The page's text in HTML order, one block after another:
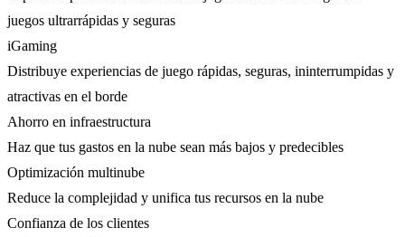
juegos ultrarrápidas y seguras
iGaming
Distribuye experiencias de juego rápidas, seguras, ininterrumpidas y
atractivas en el borde
Ahorro en infraestructura
Haz que tus gastos en la nube sean más bajos y predecibles
Optimización multinube
Reduce la complejidad y unifica tus recursos en la nube
Confianza de los clientes